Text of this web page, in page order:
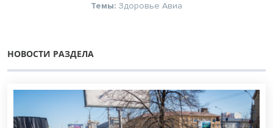
Темы: Здоровье Авиа
НОВОСТИ РАЗДЕЛА